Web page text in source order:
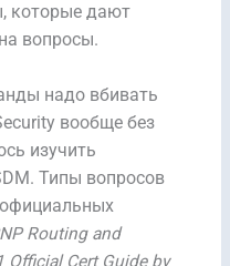
которые дают
вопросы.
надо вбивать
вообще без
изучить
Типы вопросов
Routing and
Official Cert Guide by